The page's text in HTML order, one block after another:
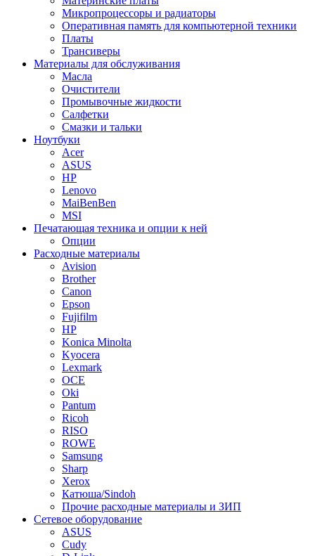
Микропроцессоры и радиаторы
Оперативная память для компьютерной техники
Платы
Трансиверы
Материалы для обслуживания
Масла
Очистители
Промывочные жидкости
Салфетки
Смазки и тальки
Ноутбуки
Acer
ASUS
HP
Lenovo
MaiBenBen
MSI
Печатающая техника и опции к ней
Опции
Расходные материалы
Avision
Brother
Canon
Epson
Fujifilm
HP
Konica Minolta
Kyocera
Lexmark
OCE
Oki
Pantum
Ricoh
RISO
ROWE
Samsung
Sharp
Xerox
Катюша/Sindoh
Прочие расходные материалы и ЗИП
Сетевое оборудование
ASUS
Cudy